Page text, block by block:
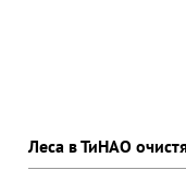
Леса в ТиНАО